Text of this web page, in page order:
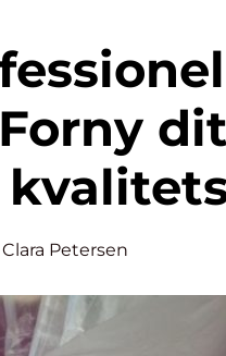
Forny
Clara Petersen